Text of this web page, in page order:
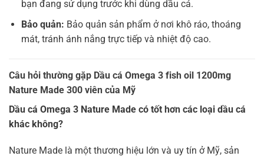
bạn đang sử dụng trước khi dùng dầu cá.
Bảo quản: Bảo quản sản phẩm ở nơi khô ráo, thoáng
mát, tránh ánh nắng trực tiếp và nhiệt độ cao.
Câu hỏi thường gặp Dầu cá Omega 3 fish oil 1200mg
Nature Made 300 viên của Mỹ
Dầu cá Omega 3 Nature Made có tốt hơn các loại dầu cá
khác không?
Nature Made là một thương hiệu lớn và uy tín ở Mỹ, sản